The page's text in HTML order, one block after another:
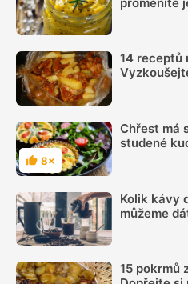
14 receptů
Hodnocení
8×
Chřest má
studené
Kolik kávy
můžeme
15 pokrmů